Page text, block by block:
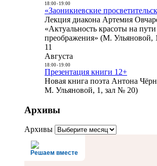
18:00- 19:00
«Заоникиевские
Лекция диакона Артемия
«Актуальность красоты на
преображения» (М. Ульяновой,
11
Августа
18:00- 19:00
Презентация книги 12+
Новая книга поэта Антона
М. Ульяновой, 1, зал № 20)
Архивы
Архивы
Решаем вместе